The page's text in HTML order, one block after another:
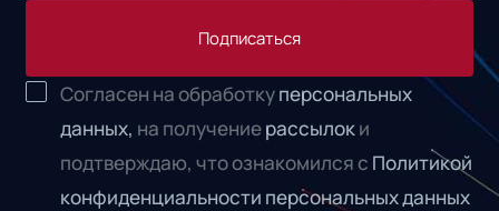
Подписаться
Согласен на обработкуперсональных
данных, на получениерассылоки
подтверждаю, что ознакомился с Политикой
конфиденциальности персональных данных